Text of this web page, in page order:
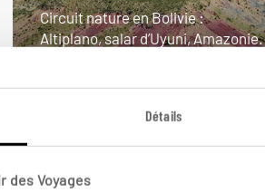
Détails
des Voyages
Circuit nature en Bolivie :
Altiplano, salar d’Uyuni, Amazonie.